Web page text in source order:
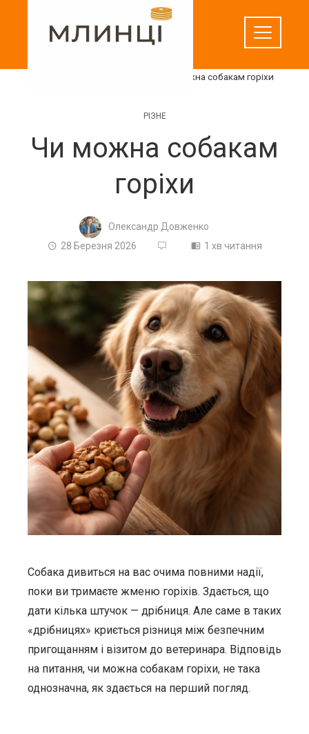
Чи можна собакам горіхи
РІЗНЕ
Чи можна собакам
горіхи
Олександр Довженко
28 Березня 2026
1 хв читання
Собака дивиться на вас очима повними надії,
поки ви тримаєте жменю горіхів. Здається, що
дати кілька штучок — дрібниця. Але саме в таких
«дрібницях» криється різниця між безпечним
пригощанням і візитом до ветеринара. Відповідь
на питання, чи можна собакам горіхи, не така
однозначна, як здається на перший погляд.